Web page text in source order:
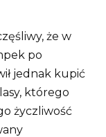
że w
po
jednak kupić
którego
życzliwość